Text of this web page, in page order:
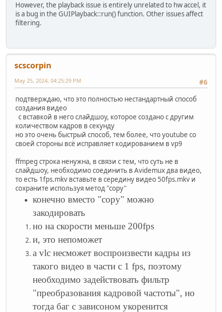
However, the playback issue is entirely unrelated to hw accel, it
is a bug in the GUIPlayback::run() function. Other issues affect
filtering.
scscorpin
#6
May 25, 2024, 04:25:29 PM
подтверждаю, что это полностью нестандартный способ
создания видео
с вставкой в него слайдшоу, которое создано с другим
количеством кадров в секунду
но это очень быстрый способ, тем более, что youtube со
своей стороны всё исправляет кодированием в vp9
ffmpeg строка ненужна, в связи с тем, что суть не в
слайдшоу, необходимо соединить в Avidemux два видео,
то есть 1fps.mkv вставьте в середину видео 50fps.mkv и
сохраните используя метод "copy"
конечно вместо "copy" можно
закодировать
но на скорости меньше 200fps
и, это непоможет
а vlc несможет воспроизвести кадры из
такого видео в части с 1 fps, поэтому
необходимо задействовать фильтр
"преобразования кадровой частоты", но
тогда баг с зависоном укоренится